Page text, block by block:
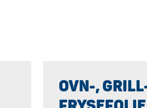
OVN-,